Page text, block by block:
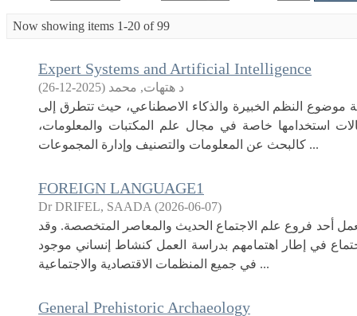
Now showing items 1-20 of 99
Expert Systems and Artificial Intelligence
د هتهات, محمد (
2025-12-26
)
موضوع النظم الخبيرة والذكاء الاصطناعي، حيث تتطرق إلى
استخدامها خاصة في مجال علم المكتبات والمعلومات،
كالبحث عن المعلومات والتصنيف وإدارة المجموعات ...
FOREIGN LANGUAGE1
Dr DRIFEL, SAADA (2026-06-07)
أحد فروع علم الاجتماع الحديث والمعاصر المتخصصة. وقد
في إطار اهتمامهم بدراسة العمل كنشاط إنساني موجود
في جميع المنظمات الاقتصادية والاجتماعية ...
General Prehistoric Archaeology